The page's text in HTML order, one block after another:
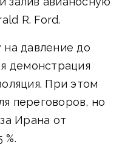
R. Ford.
на давление до
демонстрация
При этом
переговоров, но
Ирана от